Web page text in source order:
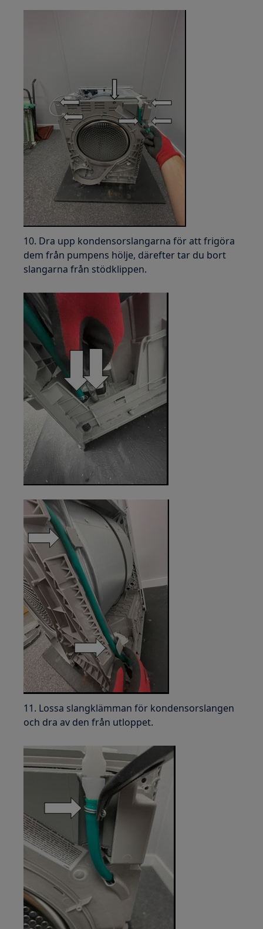
10. Dra upp kondensorslangarna för att frigöra
dem från pumpens hölje, därefter tar du bort
slangarna från stödklippen.
11. Lossa slangklämman för kondensorslangen
och dra av den från utloppet.